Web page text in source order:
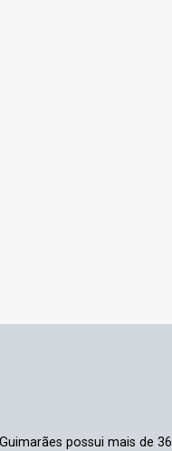
possui mais de